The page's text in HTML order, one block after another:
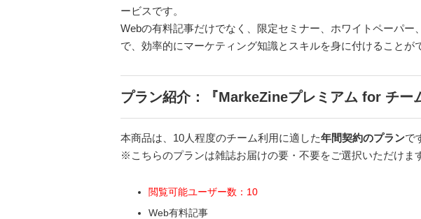
ービスです。
Webの有料記事だけでなく、限定セミナー、ホワイトペーパ
で、効率的にマーケティング知識とスキルを身に付けることが
プラン紹介：『MarkeZineプレミアム for チー
本商品は、10人程度のチーム利用に適した年間契約のプランで
※こちらのプランは雑誌お届けの要・不要をご選択いただけま
閲覧可能ユーザー数：10
Web有料記事